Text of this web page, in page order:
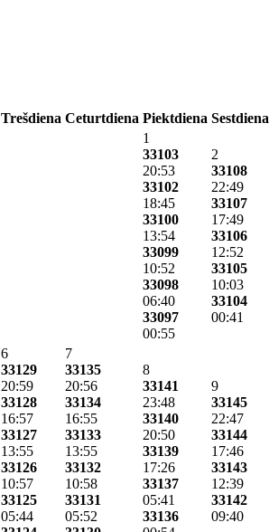
Trešdiena Ceturtdiena Piektdiena Sestdiena
1
33103
20:53
33102
18:45
33100
13:54
33099
10:52
33098
06:40
33097
00:55
2
33108
22:49
33107
17:49
33106
12:52
33105
10:03
33104
00:41
6
33129
20:59
33128
16:57
33127
13:55
33126
10:57
33125
05:44
7
33135
20:56
33134
16:55
33133
13:55
33132
10:58
33131
05:52
8
33141
23:48
33140
20:50
33139
17:26
33137
05:41
33136
9
33145
22:47
33144
17:46
33143
12:39
33142
09:40